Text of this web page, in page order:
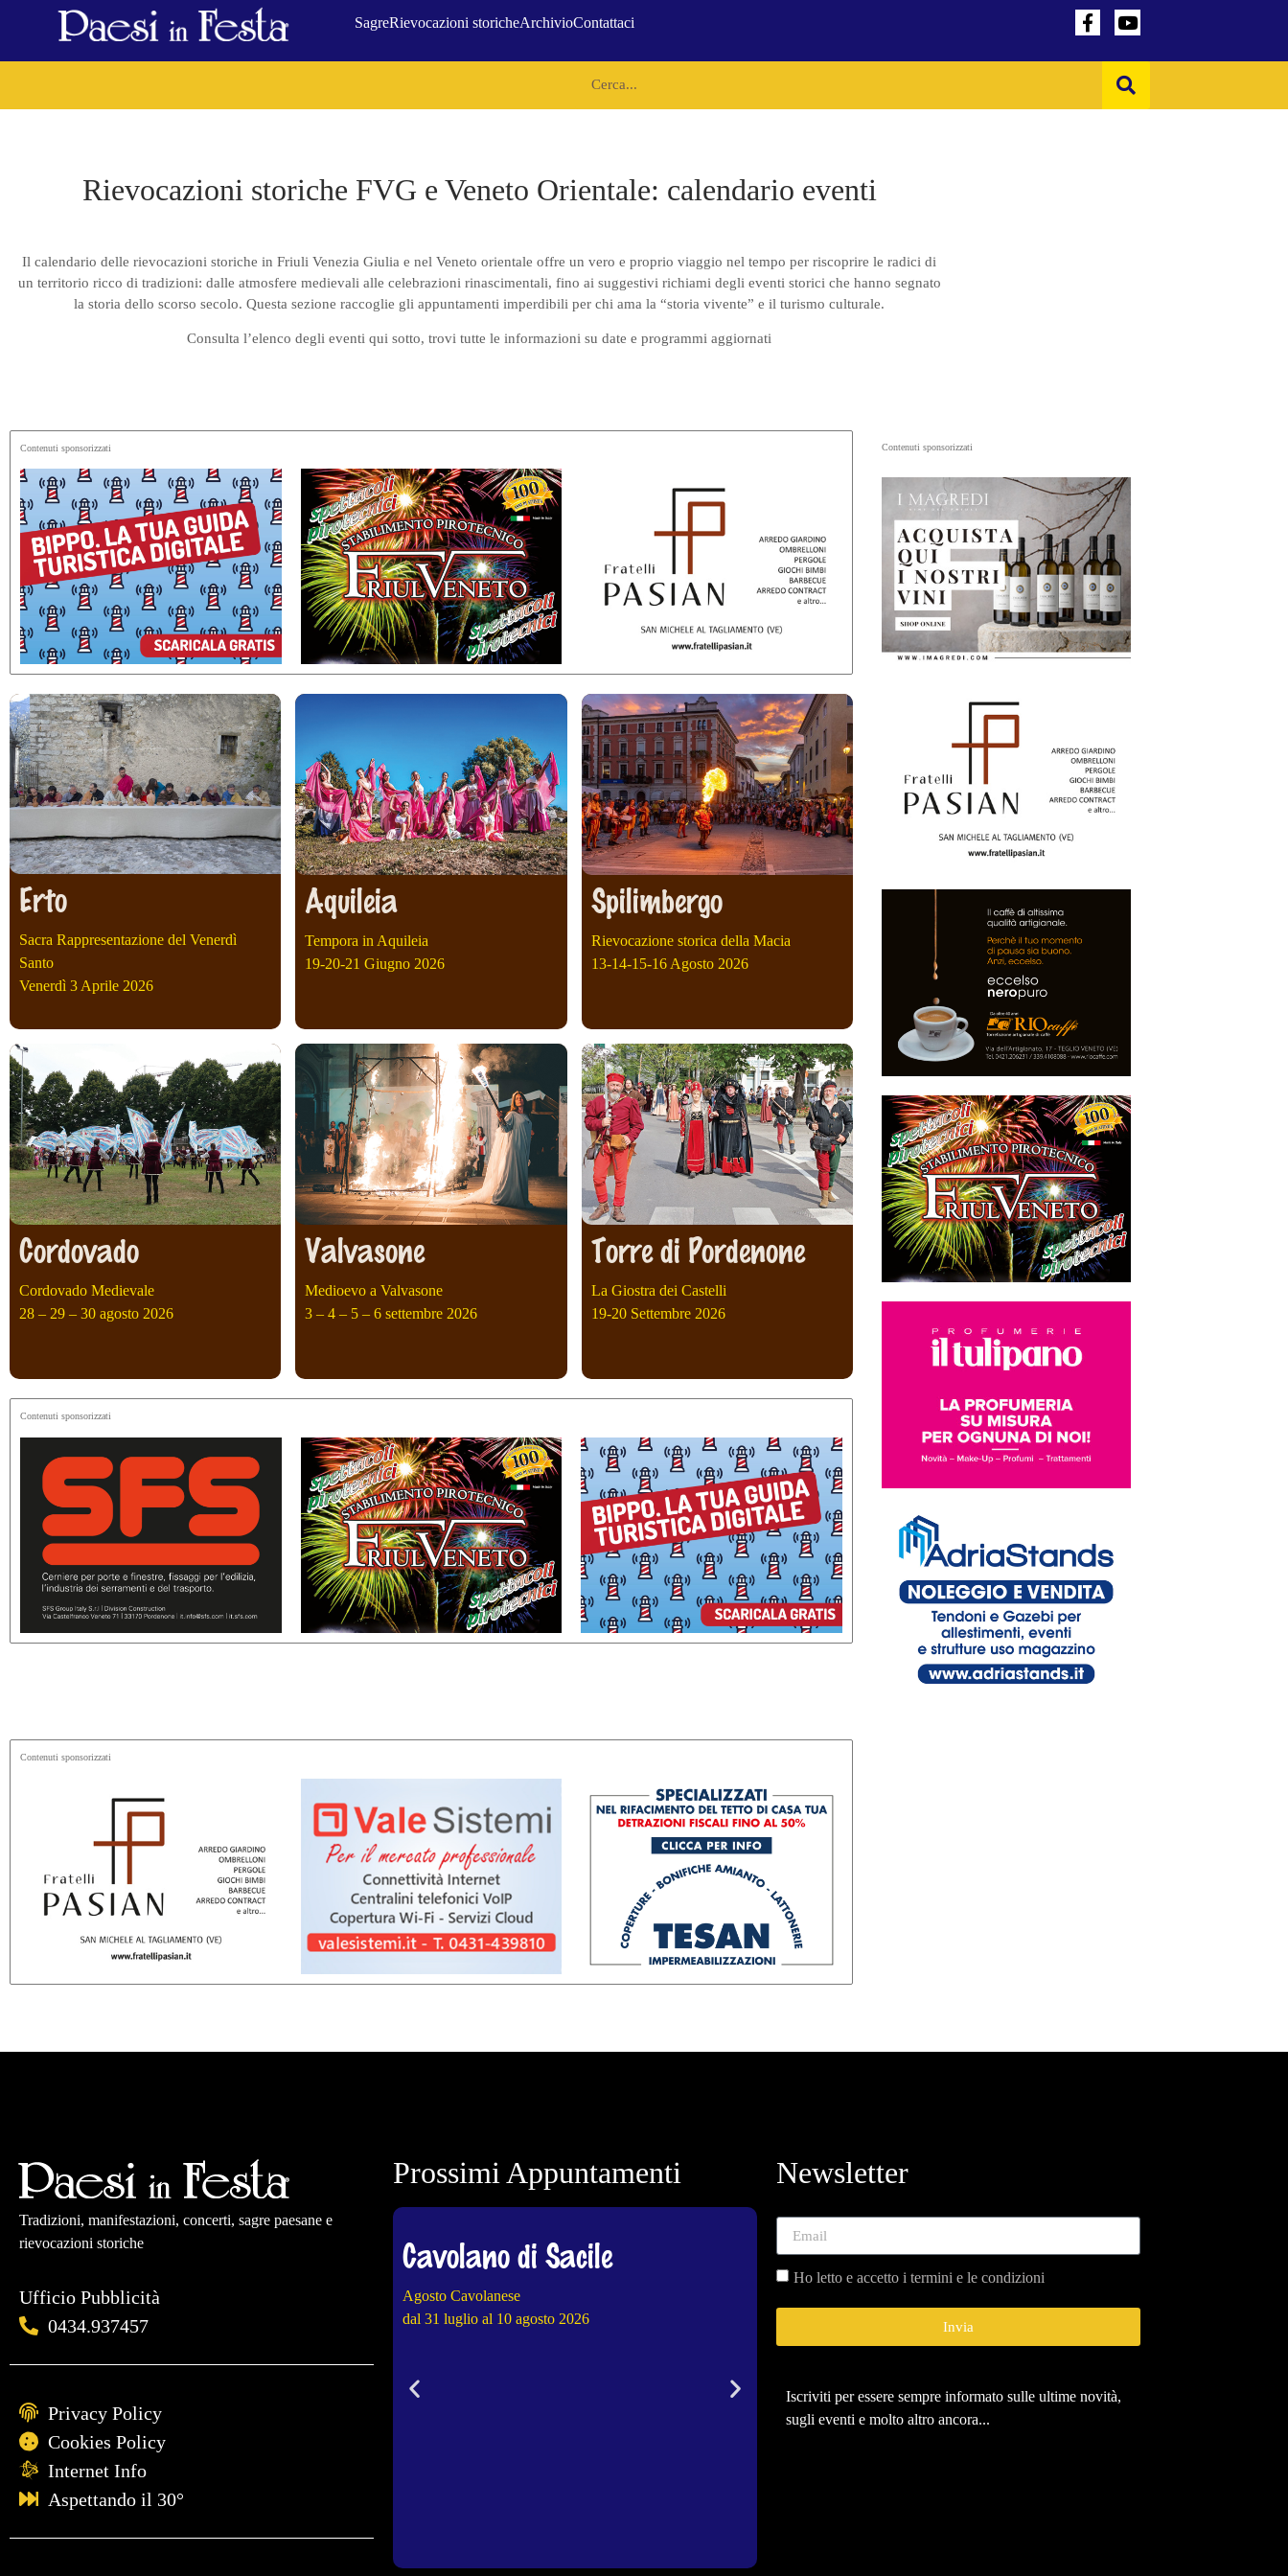
SagreRievocazioni storicheArchivioContattaci
Rievocazioni storiche FVG e Veneto Orientale: calendario eventi
Il calendario delle rievocazioni storiche in Friuli Venezia Giulia e nel Veneto orientale offre un vero e proprio viaggio nel tempo per riscoprire le radici di
un territorio ricco di tradizioni: dalle atmosfere medievali alle celebrazioni rinascimentali, fino ai suggestivi richiami degli eventi storici che hanno segnato
la storia dello scorso secolo. Questa sezione raccoglie gli appuntamenti imperdibili per chi ama la “storia vivente” e il turismo culturale.
Consulta l’elenco degli eventi qui sotto, trovi tutte le informazioni su date e programmi aggiornati
Contenuti sponsorizzati
Erto
Sacra Rappresentazione del Venerdì
Santo
Venerdì 3 Aprile 2026
Aquileia
Tempora in Aquileia
19-20-21 Giugno 2026
Spilimbergo
Rievocazione storica della Macia
13-14-15-16 Agosto 2026
Cordovado
Cordovado Medievale
28 – 29 – 30 agosto 2026
Valvasone
Medioevo a Valvasone
3 – 4 – 5 – 6 settembre 2026
Torre di Pordenone
La Giostra dei Castelli
19-20 Settembre 2026
Contenuti sponsorizzati
Contenuti sponsorizzati
Contenuti sponsorizzati
Tradizioni, manifestazioni, concerti, sagre paesane e
rievocazioni storiche
Ufficio Pubblicità
0434.937457
Privacy Policy
Cookies Policy
Internet Info
Aspettando il 30°
Prossimi Appuntamenti
Cavolano di Sacile
Agosto Cavolanese
dal 31 luglio al 10 agosto 2026
Arba
dal 31 luglio al 16 agosto 2026
Newsletter
Ho letto e accetto i termini e le condizioni
Invia
Iscriviti per essere sempre informato sulle ultime novità,
sugli eventi e molto altro ancora...